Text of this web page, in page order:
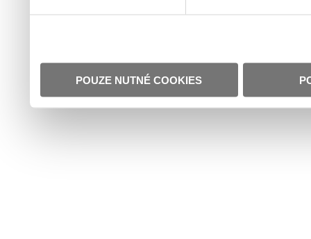
POUZE NUTNÉ COOKIES